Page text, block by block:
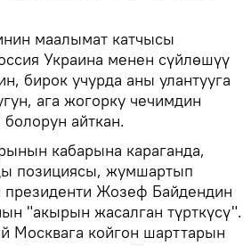
маалымат катчысы
Украина менен сүйлөшүү
бирок учурда аны улантууга
ага жогорку чечимдин
айткан.
кабарына караганда,
позициясы, жумшартып
Жозеф Байдендин
"акырын жасалган түрткүсү".
Москвага койгон шарттарын